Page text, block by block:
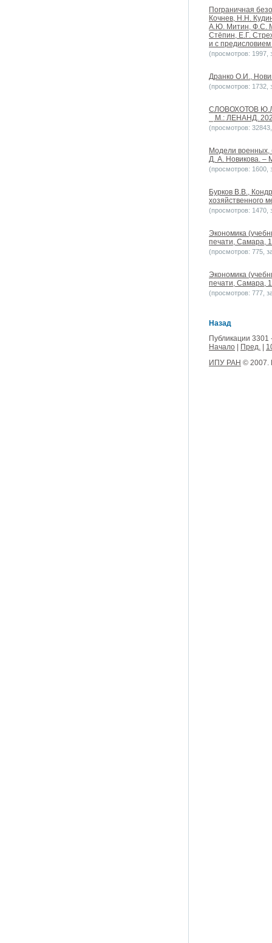
Пограничная
Кочнев, Н.Н.
А.Ю. Митин, Ф.С.
Стёпин, Е.Г.
и с
(просмотров: 1997,
Дранко О.И.,
(просмотров: 1732,
СЛОВОХОТОВ Ю.Л.
⎯ М.: ЛЕНАНД.
(просмотров:
Модели военных,
Д. А. Новикова. –
(просмотров: 1600,
Бурков В.В.,
хозяйственного
(просмотров: 1470,
Экономика
печати, Самара,
(просмотров: 775,
Экономика
печати, Самара,
(просмотров: 777,
Назад
Публикации 3301
Начало
Пред.
ИПУ РАН © 2007.